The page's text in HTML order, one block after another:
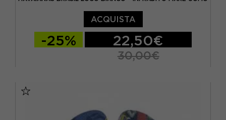
BRASIL 39/40 - EUR 41/42
ACQUISTA
-25% 22,50€
30,00€